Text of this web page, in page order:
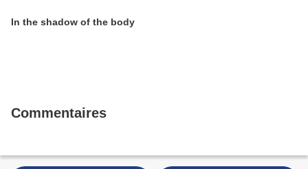
In the shadow of the body
Commentaires